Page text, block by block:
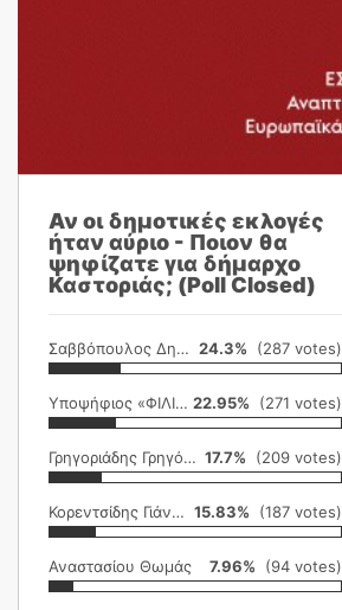
Αν οι δημοτικές εκλογές
ήταν αύριο - Ποιον θα
ψηφίζατε για δήμαρχο
Καστοριάς; (Poll Closed)
Σαββόπουλος Δημήτρης 24.3% (287 votes)
Υποψήφιος «ΦΙΛΙΚΗ ΕΤΑΙΡΕΙΑ» 22.95% (271 votes)
Γρηγοριάδης Γρηγόρης 17.7% (209 votes)
Κορεντσίδης Γιάννης 15.83% (187 votes)
Αναστασίου Θωμάς 7.96% (94 votes)